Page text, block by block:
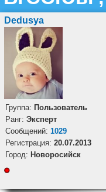
Dedusya
Группа: Пользователь
Ранг: Эксперт
Cообщений: 1029
Регистрация: 20.07.2013
Город: Новоросийск